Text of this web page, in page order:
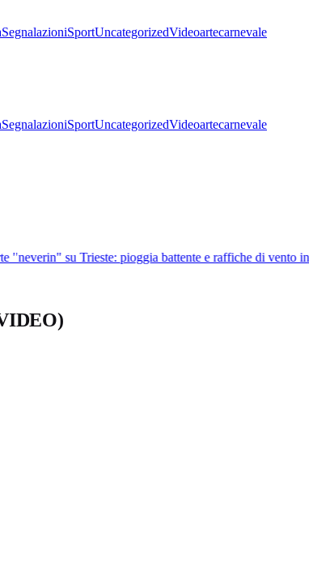
SegnalazioniSportUncategorizedVideoartecarnevale
SegnalazioniSportUncategorizedVideoartecarnevale
"neverin" su Trieste: pioggia battente e raffiche di vento in